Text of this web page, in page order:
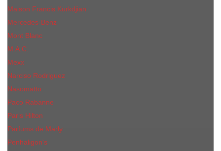
Maison Francis Kurkdjian
Mercedes-Benz
Mont Blanc
M.А.C.
Mexx
Narciso Rodriguez
Nasomatto
Paco Rabanne
Paris Hilton
Parfums de Marly
Penhaligon​'s